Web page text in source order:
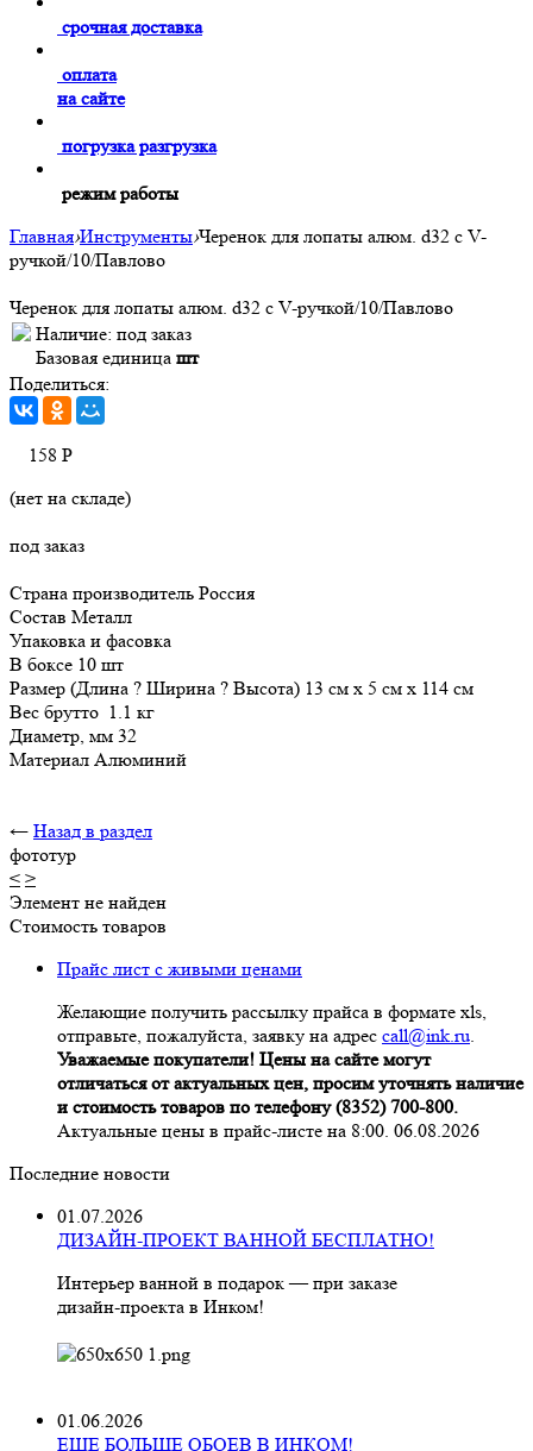
срочная доставка
оплата
на сайте
погрузка разгрузка
режим работы
Главная›Инструменты›Черенок для лопаты алюм. d32 с V-
ручкой/10/Павлово
Черенок для лопаты алюм. d32 с V-ручкой/10/Павлово
Наличие: под заказ
Базовая единица шт
Поделиться:
158 Р
(нет на складе)
под заказ
Страна производитель Россия
Состав Металл
Упаковка и фасовка
В боксе 10 шт
Размер (Длина ? Ширина ? Высота) 13 см х 5 см х 114 см
Вес брутто 1.1 кг
Диаметр, мм 32
Материал Алюминий
← Назад в раздел
фототур
< >
Элемент не найден
Стоимость товаров
Прайс лист с живыми ценами
Желающие получить рассылку прайса в формате xls,
отправьте, пожалуйста, заявку на адрес call@ink.ru.
Уважаемые покупатели! Цены на сайте могут
отличаться от актуальных цен, просим уточнять наличие
и стоимость товаров по телефону (8352) 700-800.
Актуальные цены в прайс-листе на 8:00. 06.08.2026
Последние новости
01.07.2026
ДИЗАЙН-ПРОЕКТ ВАННОЙ БЕСПЛАТНО!
Интерьер ванной в подарок — при заказе
дизайн‑проекта в Инком!
01.06.2026
ЕЩЕ БОЛЬШЕ ОБОЕВ В ИНКОМ!